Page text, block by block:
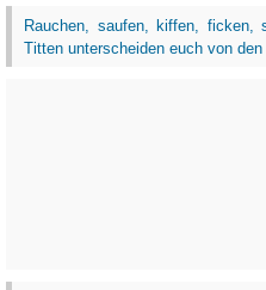
Rauchen, saufen, kiffen, ficken,
Titten unterscheiden euch von